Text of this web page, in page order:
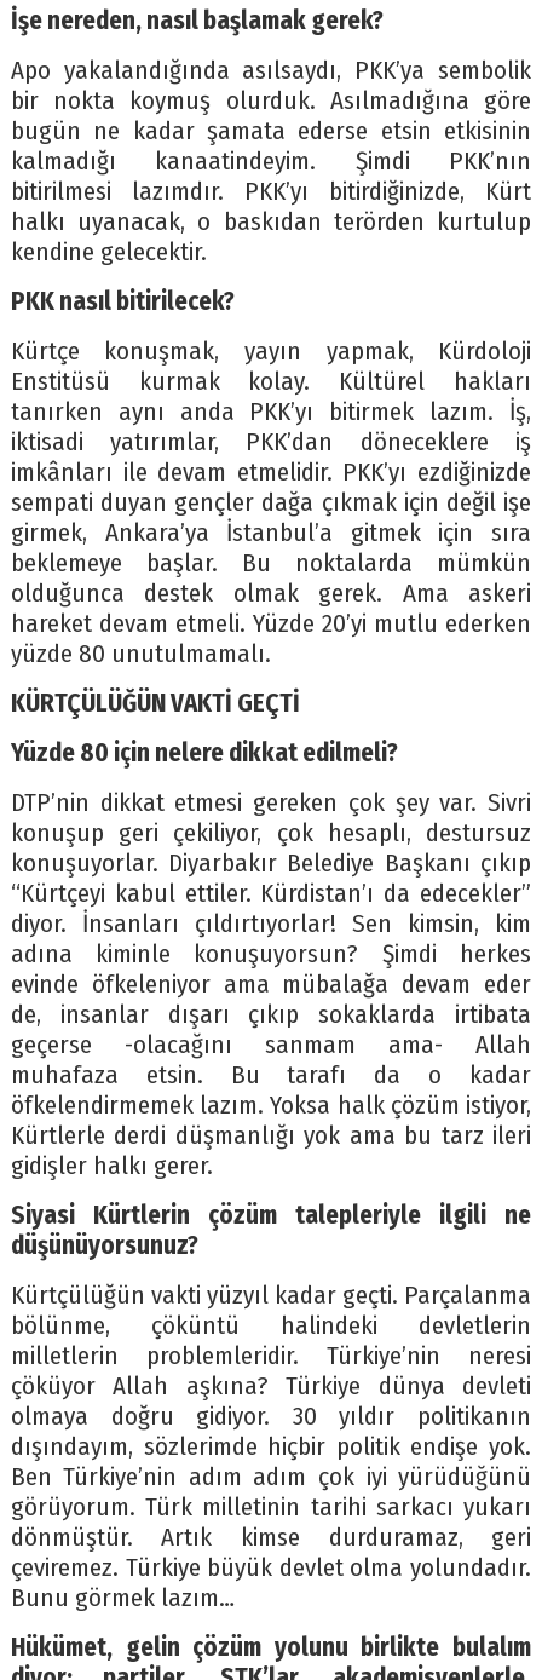
İşe nereden, nasıl başlamak gerek?
Apo yakalandığında asılsaydı, PKK’ya sembolik
bir nokta koymuş olurduk. Asılmadığına göre
bugün ne kadar şamata ederse etsin etkisinin
kalmadığı kanaatindeyim. Şimdi PKK’nın
bitirilmesi lazımdır. PKK’yı bitirdiğinizde, Kürt
halkı uyanacak, o baskıdan terörden kurtulup
kendine gelecektir.
PKK nasıl bitirilecek?
Kürtçe konuşmak, yayın yapmak, Kürdoloji
Enstitüsü kurmak kolay. Kültürel hakları
tanırken aynı anda PKK’yı bitirmek lazım. İş,
iktisadi yatırımlar, PKK’dan döneceklere iş
imkânları ile devam etmelidir. PKK’yı ezdiğinizde
sempati duyan gençler dağa çıkmak için değil işe
girmek, Ankara’ya İstanbul’a gitmek için sıra
beklemeye başlar. Bu noktalarda mümkün
olduğunca destek olmak gerek. Ama askeri
hareket devam etmeli. Yüzde 20’yi mutlu ederken
yüzde 80 unutulmamalı.
KÜRTÇÜLÜĞÜN VAKTİ GEÇTİ
Yüzde 80 için nelere dikkat edilmeli?
DTP’nin dikkat etmesi gereken çok şey var. Sivri
konuşup geri çekiliyor, çok hesaplı, destursuz
konuşuyorlar. Diyarbakır Belediye Başkanı çıkıp
“Kürtçeyi kabul ettiler. Kürdistan’ı da edecekler”
diyor. İnsanları çıldırtıyorlar! Sen kimsin, kim
adına kiminle konuşuyorsun? Şimdi herkes
evinde öfkeleniyor ama mübalağa devam eder
de, insanlar dışarı çıkıp sokaklarda irtibata
geçerse -olacağını sanmam ama- Allah
muhafaza etsin. Bu tarafı da o kadar
öfkelendirmemek lazım. Yoksa halk çözüm istiyor,
Kürtlerle derdi düşmanlığı yok ama bu tarz ileri
gidişler halkı gerer.
Siyasi Kürtlerin çözüm talepleriyle ilgili ne
düşünüyorsunuz?
Kürtçülüğün vakti yüzyıl kadar geçti. Parçalanma
bölünme, çöküntü halindeki devletlerin
milletlerin problemleridir. Türkiye’nin neresi
çöküyor Allah aşkına? Türkiye dünya devleti
olmaya doğru gidiyor. 30 yıldır politikanın
dışındayım, sözlerimde hiçbir politik endişe yok.
Ben Türkiye’nin adım adım çok iyi yürüdüğünü
görüyorum. Türk milletinin tarihi sarkacı yukarı
dönmüştür. Artık kimse durduramaz, geri
çeviremez. Türkiye büyük devlet olma yolundadır.
Bunu görmek lazım…
Hükümet, gelin çözüm yolunu birlikte bulalım